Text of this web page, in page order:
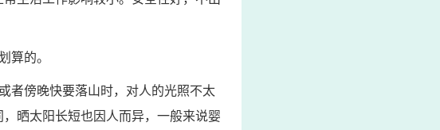
算的。
者傍晚快要落山时，对人的光照不太
晒太阳长短也因人而异，一般来说婴